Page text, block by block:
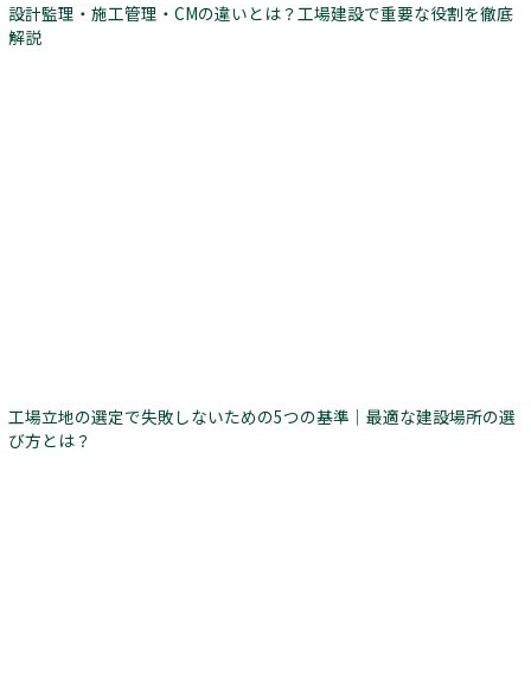
設計監理・施工管理・CMの違いとは？工場建設で重要な役割を徹底
解説
工場立地の選定で失敗しないための5つの基準｜最適な建設場所の選
び方とは？